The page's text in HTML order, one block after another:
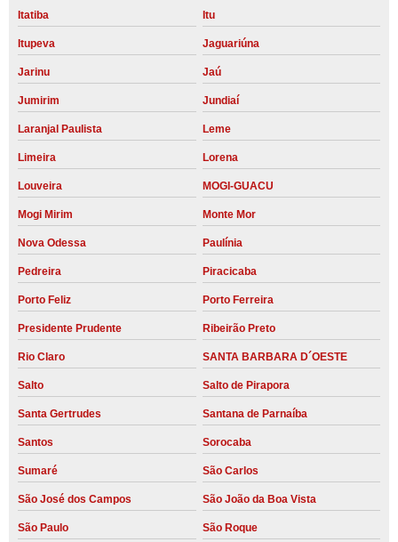
Itatiba Itu
Itupeva Jaguariúna
Jarinu Jaú
Jumirim Jundiaí
Laranjal Paulista Leme
Limeira Lorena
Louveira MOGI-GUACU
Mogi Mirim Monte Mor
Nova Odessa Paulínia
Pedreira Piracicaba
Porto Feliz Porto Ferreira
Presidente Prudente Ribeirão Preto
Rio Claro SANTA BARBARA D´OESTE
Salto Salto de Pirapora
Santa Gertrudes Santana de Parnaíba
Santos Sorocaba
Sumaré São Carlos
São José dos Campos São João da Boa Vista
São Paulo São Roque